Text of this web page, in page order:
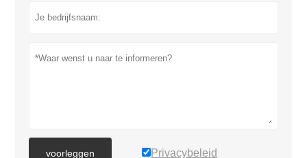
voorleggen Privacybeleid